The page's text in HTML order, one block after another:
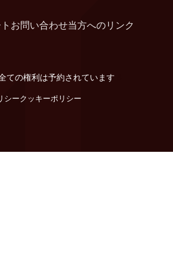
お問い合わせ当方へのリンク
ての権利は予約されています
シークッキーポリシー